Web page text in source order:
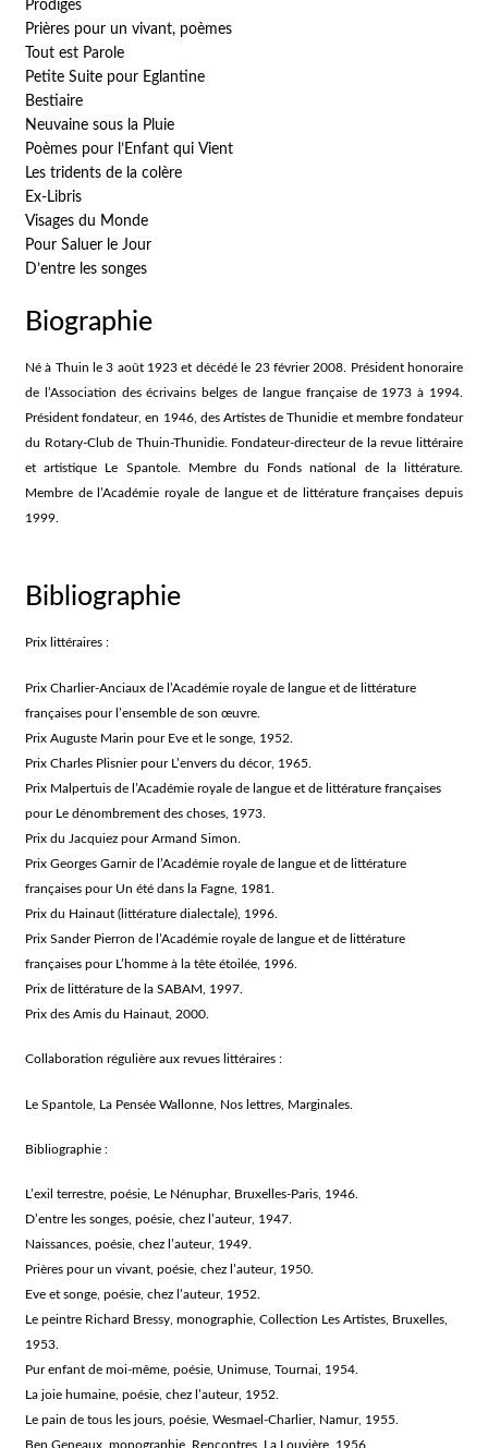
Prodiges
Prières pour un vivant, poèmes
Tout est Parole
Petite Suite pour Eglantine
Bestiaire
Neuvaine sous la Pluie
Poèmes pour l’Enfant qui Vient
Les tridents de la colère
Ex-Libris
Visages du Monde
Pour Saluer le Jour
D’entre les songes
Biographie
Né à Thuin le 3 août 1923 et décédé le 23 février 2008. Président honoraire
de l’Association des écrivains belges de langue française de 1973 à 1994.
Président fondateur, en 1946, des Artistes de Thunidie et membre fondateur
du Rotary-Club de Thuin-Thunidie. Fondateur-directeur de la revue littéraire
et artistique Le Spantole. Membre du Fonds national de la littérature.
Membre de l’Académie royale de langue et de littérature françaises depuis
1999.
Bibliographie
Prix littéraires :
Prix Charlier-Anciaux de l’Académie royale de langue et de littérature
françaises pour l’ensemble de son œuvre.
Prix Auguste Marin pour Eve et le songe, 1952.
Prix Charles Plisnier pour L’envers du décor, 1965.
Prix Malpertuis de l’Académie royale de langue et de littérature françaises
pour Le dénombrement des choses, 1973.
Prix du Jacquiez pour Armand Simon.
Prix Georges Garnir de l’Académie royale de langue et de littérature
françaises pour Un été dans la Fagne, 1981.
Prix du Hainaut (littérature dialectale), 1996.
Prix Sander Pierron de l’Académie royale de langue et de littérature
françaises pour L’homme à la tête étoilée, 1996.
Prix de littérature de la SABAM, 1997.
Prix des Amis du Hainaut, 2000.
Collaboration régulière aux revues littéraires :
Le Spantole, La Pensée Wallonne, Nos lettres, Marginales.
Bibliographie :
L’exil terrestre, poésie, Le Nénuphar, Bruxelles-Paris, 1946.
D’entre les songes, poésie, chez l’auteur, 1947.
Naissances, poésie, chez l’auteur, 1949.
Prières pour un vivant, poésie, chez l’auteur, 1950.
Eve et songe, poésie, chez l’auteur, 1952.
Le peintre Richard Bressy, monographie, Collection Les Artistes, Bruxelles,
1953.
Pur enfant de moi-même, poésie, Unimuse, Tournai, 1954.
La joie humaine, poésie, chez l’auteur, 1952.
Le pain de tous les jours, poésie, Wesmael-Charlier, Namur, 1955.
Ben Geneaux, monographie, Rencontres, La Louvière, 1956.